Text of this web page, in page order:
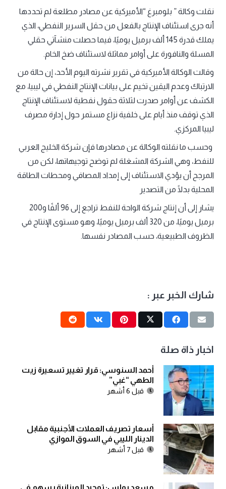
نقلت وكالة ” بلومبرغ “الأميركية عن مصادر مطلعة لم تحددها
أنه جرى استئناف الإنتاج بالفعل من حقل السرير النفطي، الذي
يملك قدرة 145 ألف برميل يوميًا، فيما حصلت منشآتي حقلي
المسلة والنافورة على أوامر مماثلة لاستئناف ضخ الخام.
وقالت الوكالة الأميركية في تقرير نشرته اليوم الأحد، إن حالة من
الارتباك وعدم اليقين تخيم على بيانات الإنتاج النفطي في ليبيا، مع
الكشف عن أوامر صدرت لثلاثة حقول نفطية لاستئناف الإنتاج
الذي توقف منذ أيام على خلفية نزاع مستمر حول إدارة مصرف
ليبيا المركزي.
وحسب ما نقلته الوكالة عن مصادرها فإن شركة الخليج العربي
للنفط، وهي الشركة المشغلة لم توضح توجيهاتها، لكن من
المرجح أن يؤدي الاستئناف إلى إمداد المصافي ومحطات الطاقة
المحلية بدلًا من التصدير
يشار إلى أن إنتاج شركة الواحة للنفط تراجع إلى 96 ألفًا و200
برميل يوميًا، من 320 ألف برميل يوميًا، وهو مستوى الإنتاج في
الظروف الطبيعية، حسب المصادر نفسها.
شارك الخبر عبر :
اخبار ذاة صلة
أحمد السنوسي: قرار تغيير تسعيرة زيت
الطهي “غبي”
قبل 6 أشهر
أسعار تصريف العملات الأجنبية مقابل
الدينار الليبي في السوق الموازي
قبل 7 أشهر
مسعد بولس: توحيد الميزانية يسهم في